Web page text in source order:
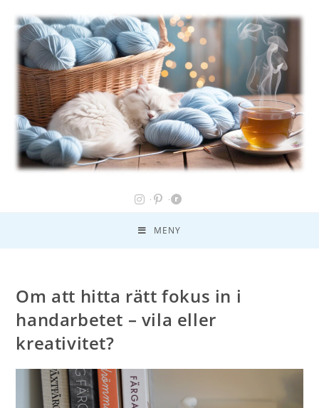
MENY
Om att hitta rätt fokus in i
handarbetet – vila eller
kreativitet?